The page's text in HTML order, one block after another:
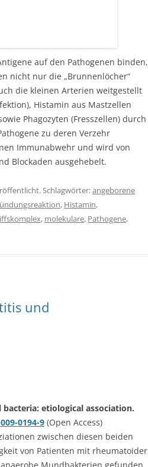
auf den Pathogenen binden,
nicht nur die „Brunnenlöcher“
die kleinen Arterien weitgestellt
Histamin aus Mastzellen
Phagozyten (Fresszellen) durch
zu deren Verzehr
Immunabwehr und wird von
Blockaden ausgehebelt.
Schlagwörter:angeborene
, Histamin,
, molekulare, Pathogene,
und
etiological association.
0194-9 (Open Access)
zwischen diesen beiden
von Patienten mit rheumatoider